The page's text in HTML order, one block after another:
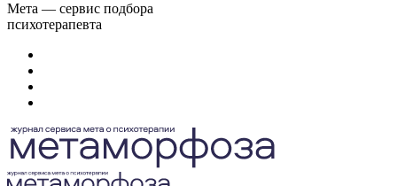
Мета — сервис подбора
психотерапевта